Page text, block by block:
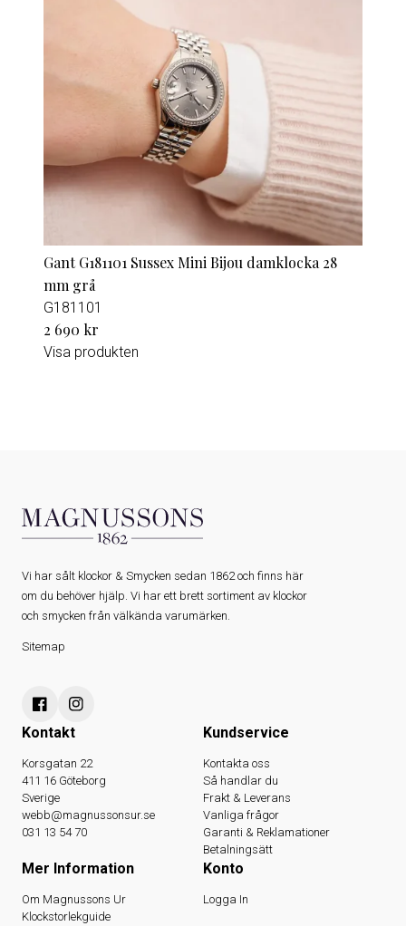
Gant G181101 Sussex Mini Bijou damklocka 28
mm grå
G181101
2 690 kr
Visa produkten
Vi har sålt klockor & Smycken sedan 1862 och finns här
om du behöver hjälp. Vi har ett brett sortiment av klockor
och smycken från välkända varumärken.
Sitemap
Kontakt
Korsgatan 22
411 16 Göteborg
Sverige
webb@magnussonsur.se
031 13 54 70
Kundservice
Kontakta oss
Så handlar du
Frakt & Leverans
Vanliga frågor
Garanti & Reklamationer
Betalningsätt
Mer Information
Om Magnussons Ur
Klockstorlekguide
Konto
Logga In